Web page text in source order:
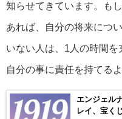
知らせてきています。も
あれば、自分の将来につ
いない人は、1人の時間
自分の事に責任を持てる
エンジェル
レイ、宝く